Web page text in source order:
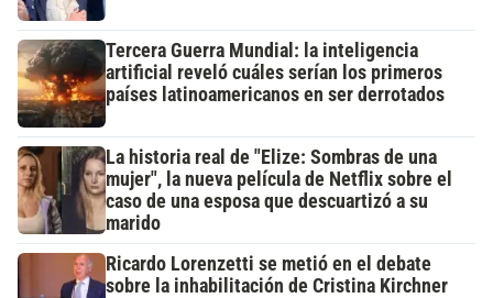
Tercera Guerra Mundial: la inteligencia
artificial reveló cuáles serían los primeros
países latinoamericanos en ser derrotados
La historia real de "Elize: Sombras de una
mujer", la nueva película de Netflix sobre el
caso de una esposa que descuartizó a su
marido
Ricardo Lorenzetti se metió en el debate
sobre la inhabilitación de Cristina Kirchner